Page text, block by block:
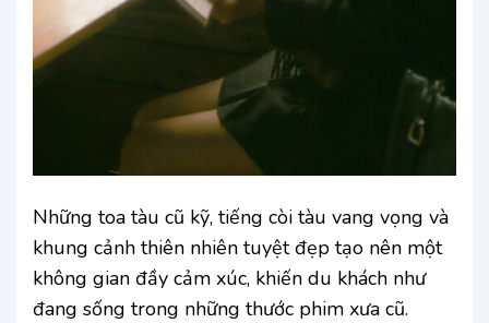
Những toa tàu cũ kỹ, tiếng còi tàu vang vọng và
khung cảnh thiên nhiên tuyệt đẹp tạo nên một
không gian đầy cảm xúc, khiến du khách như
đang sống trong những thước phim xưa cũ.